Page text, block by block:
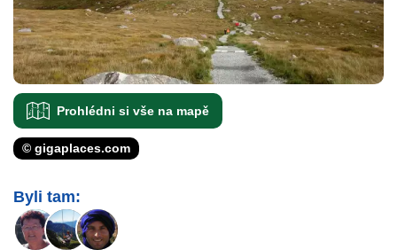
Prohlédni si vše na mapě
© gigaplaces.com
Byli tam: